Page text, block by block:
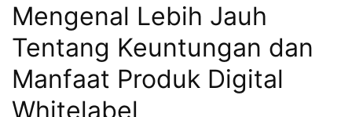
Mengenal Lebih Jauh
Tentang Keuntungan dan
Manfaat Produk Digital
Whitelabel